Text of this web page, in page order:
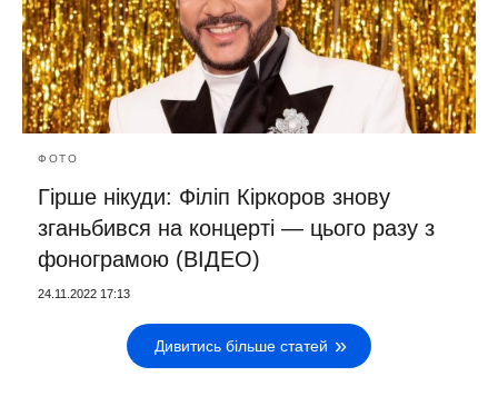
ФОТО
Гірше нікуди: Філіп Кіркоров знову
зганьбився на концерті — цього разу з
фонограмою (ВІДЕО)
24.11.2022 17:13
Дивитись більше статей